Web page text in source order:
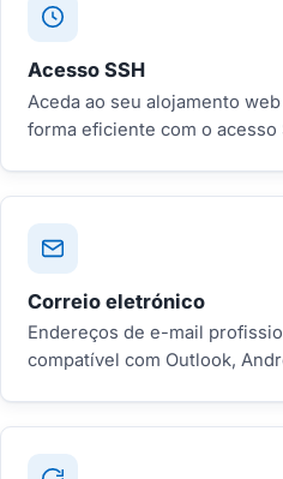
Acesso SSH
Aceda ao seu alojamento
forma eficiente com o acesso
Correio eletrónico
Endereços de e-mail
compatível com Outlook,